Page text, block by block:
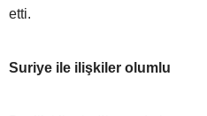
etti.
Suriye ile ilişkiler olumlu